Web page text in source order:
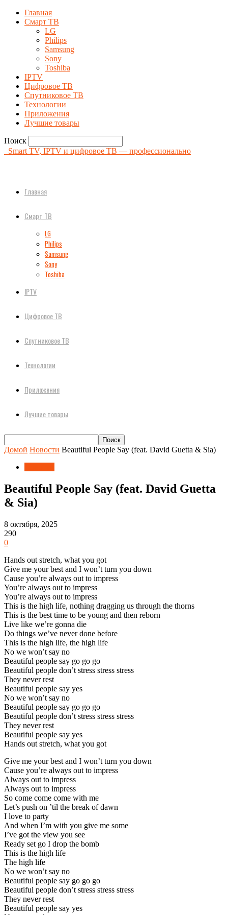
Главная
Смарт ТВ
LG
Philips
Samsung
Sony
Toshiba
IPTV
Цифровое ТВ
Спутниковое ТВ
Технологии
Приложения
Лучшие товары
Поиск
Smart TV, IPTV и цифровое ТВ — профессионально
Главная
Смарт ТВ
LG
Philips
Samsung
Sony
Toshiba
IPTV
Цифровое ТВ
Спутниковое ТВ
Технологии
Приложения
Лучшие товары
Домой Новости Beautiful People Say (feat. David Guetta & Sia)
Beautiful People Say (feat. David Guetta
& Sia)
8 октября, 2025
290
0
Hands out stretch, what you got
Give me your best and I won’t turn you down
Cause you’re always out to impress
You’re always out to impress
You’re always out to impress
This is the high life, nothing dragging us through the thorns
This is the best time to be young and then reborn
Live like we’re gonna die
Do things we’ve never done before
This is the high life, the high life
No we won’t say no
Beautiful people say go go go
Beautiful people don’t stress stress stress
They never rest
Beautiful people say yes
No we won’t say no
Beautiful people say go go go
Beautiful people don’t stress stress stress
They never rest
Beautiful people say yes
Hands out stretch, what you got
Give me your best and I won’t turn you down
Cause you’re always out to impress
Always out to impress
Always out to impress
So come come come with me
Let’s push on ’til the break of dawn
I love to party
And when I’m with you give me some
I’ve got the view you see
Ready set go I drop the bomb
This is the high life
The high life
No we won’t say no
Beautiful people say go go go
Beautiful people don’t stress stress stress
They never rest
Beautiful people say yes